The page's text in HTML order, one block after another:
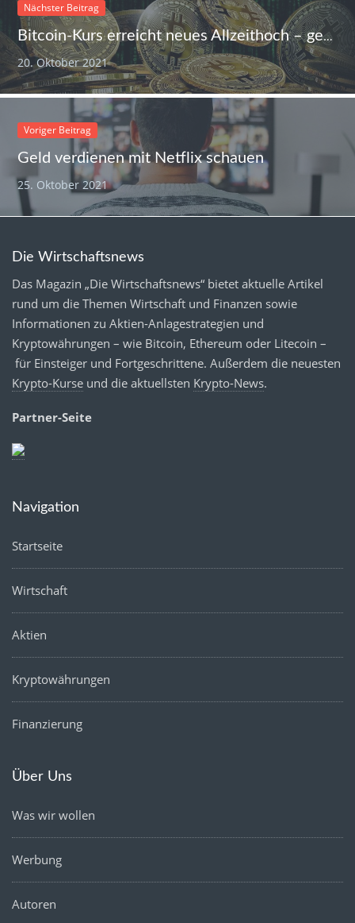
Nächster Beitrag
Bitcoin-Kurs erreicht neues Allzeithoch – geht es jetzt Richtung 100.000 Dollar?
20. Oktober 2021
Voriger Beitrag
Geld verdienen mit Netflix schauen
25. Oktober 2021
Die Wirtschaftsnews
Das Magazin „Die Wirtschaftsnews“ bietet aktuelle Artikel
rund um die Themen Wirtschaft und Finanzen sowie
Informationen zu Aktien-Anlagestrategien und
Kryptowährungen – wie Bitcoin, Ethereum oder Litecoin –
für Einsteiger und Fortgeschrittene. Außerdem die neuesten
Krypto-Kurse und die aktuellsten Krypto-News.
Partner-Seite
Navigation
Startseite
Wirtschaft
Aktien
Kryptowährungen
Finanzierung
Über Uns
Was wir wollen
Werbung
Autoren